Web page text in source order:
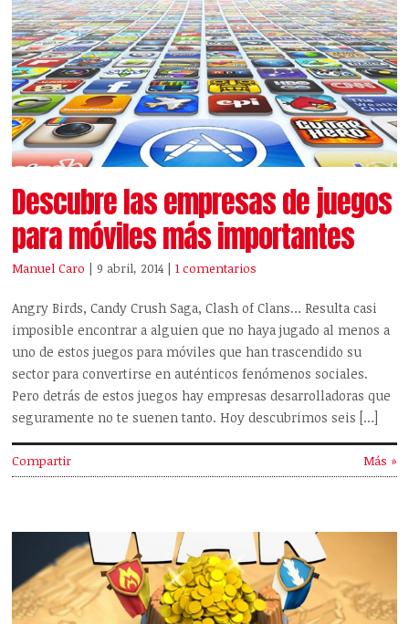
Descubre las empresas de juegos
para móviles más importantes
Manuel Caro | 9 abril, 2014 |1 comentarios
Angry Birds, Candy Crush Saga, Clash of Clans… Resulta casi
imposible encontrar a alguien que no haya jugado al menos a
uno de estos juegos para móviles que han trascendido su
sector para convertirse en auténticos fenómenos sociales.
Pero detrás de estos juegos hay empresas desarrolladoras que
seguramente no te suenen tanto. Hoy descubrimos seis […]
Compartir Más »